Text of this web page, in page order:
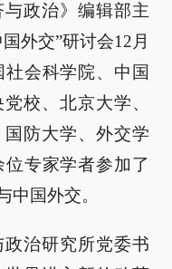
政治》编辑部主
外交”研讨会12月
会科学院、中国
校、北京大学、
防大学、外交学
专家学者参加了
中国外交。
治研究所党委书